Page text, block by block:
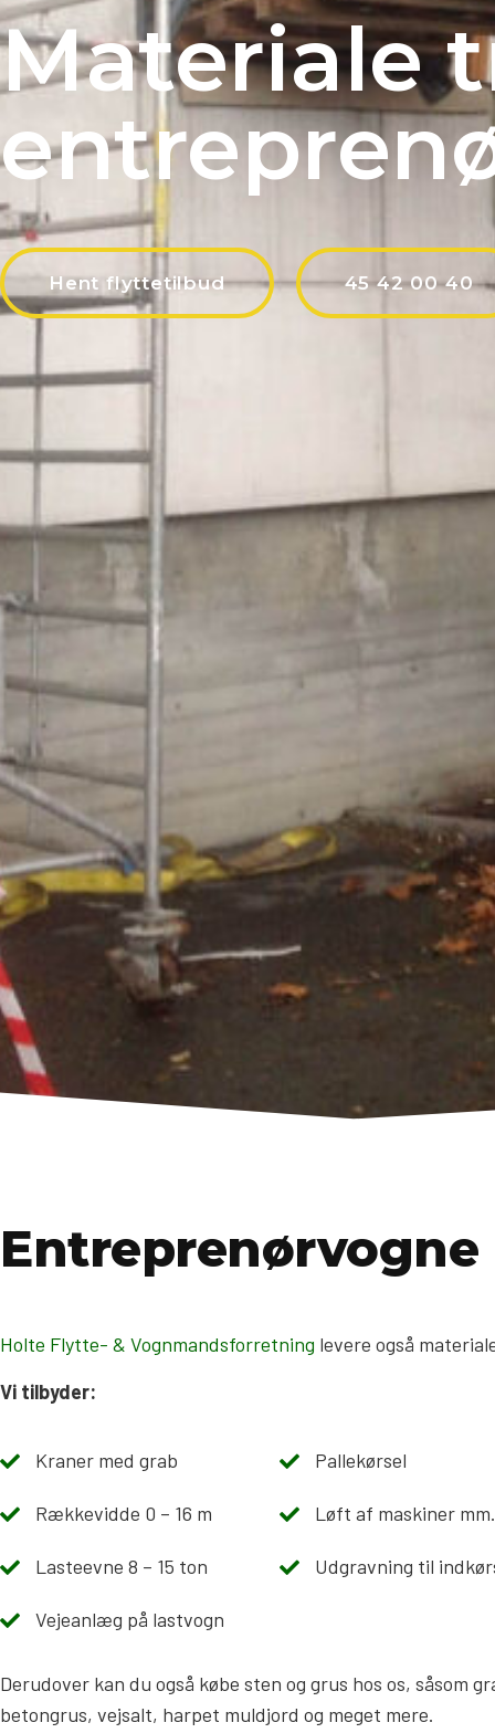
Materiale
Hent flyttetilbud 45 42 00 40
Entreprenørvogne
Holte Flytte- & Vognmandsforretning levere også
Vi tilbyder:
Kraner med grab
Rækkevidde 0 – 16 m
Lasteevne 8 – 15 ton
Vejeanlæg på lastvogn
Pallekørsel
Løft af maskiner mm.
Udgravning til
Derudover kan du også købe sten og grus hos os,
betongrus, vejsalt, harpet muldjord og meget mere.